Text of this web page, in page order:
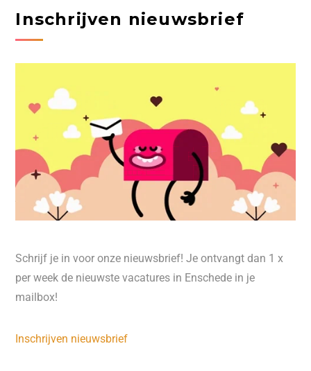
Inschrijven nieuwsbrief
Schrijf je in voor onze nieuwsbrief! Je ontvangt dan 1 x
per week de nieuwste vacatures in Enschede in je
mailbox!
Inschrijven nieuwsbrief